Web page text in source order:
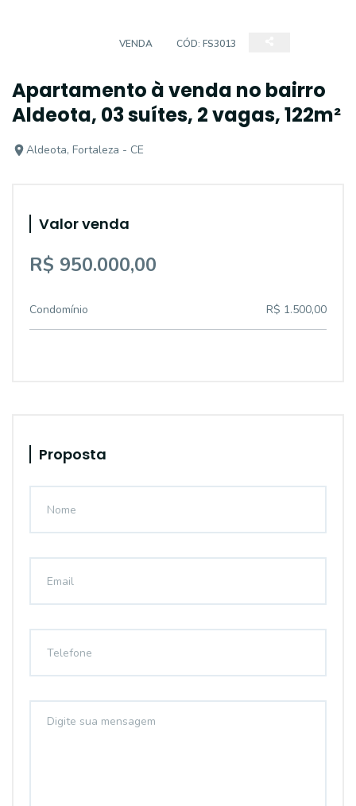
VENDA CÓD: FS3013
Apartamento à venda no bairro
Aldeota, 03 suítes, 2 vagas, 122m²
Aldeota, Fortaleza - CE
Valor venda
R$ 950.000,00
Condomínio R$ 1.500,00
Proposta